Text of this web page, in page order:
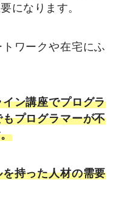
になります。
ワークや在宅にふ
ン講座でプログラ
プログラマーが不
持った人材の需要